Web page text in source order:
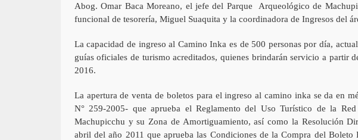
Abog. Omar Baca Moreano, el jefe del Parque Arqueológico de
funcional de tesorería, Miguel Suaquita y la coordinadora de Ingresos del
La capacidad de ingreso al Camino Inka es de 500 personas por día,
guías oficiales de turismo acreditados, quienes brindarán servicio a partir
2016.
La apertura de venta de boletos para el ingreso al camino inka se da en
N° 259-2005- que aprueba el Reglamento del Uso Turístico de la
Machupicchu y su Zona de Amortiguamiento, así como la Resolución
abril del año 2011 que aprueba las Condiciones de la Compra del